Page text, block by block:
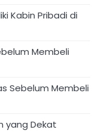
Kabin Pribadi di
Membeli
Sebelum Membeli
yang Dekat